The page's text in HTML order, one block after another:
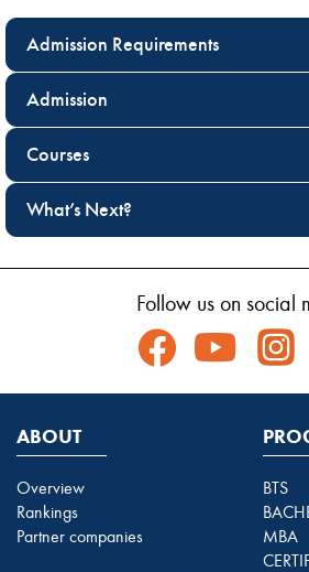
Admission Requirements
Admission
Courses
What’s Next?
Follow us on social
ABOUT
Overview
Rankings
Partner companies
BTS
MBA